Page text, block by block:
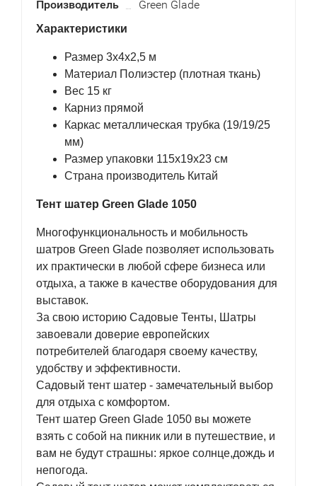
Производитель Green Glade
Характеристики
Размер 3х4х2,5 м
Материал Полиэстер (плотная ткань)
Вес 15 кг
Карниз прямой
Каркас металлическая трубка (19/19/25
мм)
Размер упаковки 115х19х23 см
Страна производитель Китай
Тент шатер Green Glade 1050
Многофункциональность и мобильность
шатров Green Glade позволяет использовать
их практически в любой сфере бизнеса или
отдыха, а также в качестве оборудования для
выставок.
За свою историю Садовые Тенты, Шатры
завоевали доверие европейских
потребителей благодаря своему качеству,
удобству и эффективности.
Садовый тент шатер - замечательный выбор
для отдыха с комфортом.
Тент шатер Green Glade 1050 вы можете
взять с собой на пикник или в путешествие, и
вам не будут страшны: яркое солнце,дождь и
непогода.